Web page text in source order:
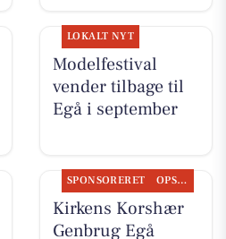
LOKALT NYT
Modelfestival
vender tilbage til
Egå i september
SPONSORERET OPSLAGSTAVLEN
Kirkens Korshær
Genbrug Egå